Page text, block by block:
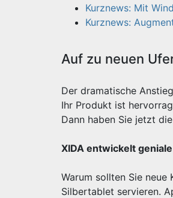
Kurznews: Mit
Kurznews:
Auf zu neuen
Der dramatische
Ihr Produkt ist
Dann haben Sie jetzt
XIDA entwickelt
Warum sollten Sie neue
Silbertablet servieren.